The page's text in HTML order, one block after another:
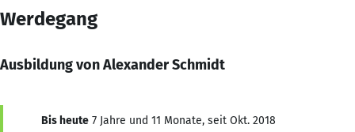
Werdegang
Ausbildung von Alexander Schmidt
Bis heute 7 Jahre und 11 Monate, seit Okt. 2018